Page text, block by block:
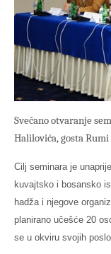
Svečano otvaranje
Halilovića, gosta
Cilj seminara je
kuvajtsko i bosansko
hadža i njegove
planirano učešće 20
se u okviru svojih